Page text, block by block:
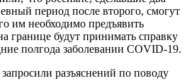
период после второго, смогут
им необходимо предъявить
границе будут принимать справку
полгода заболевании COVID-19.
разъяснений по поводу